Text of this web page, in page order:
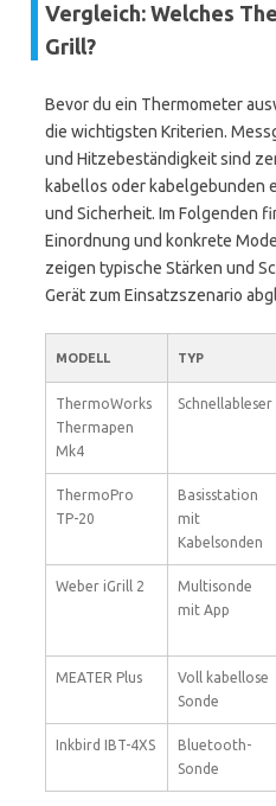
Vergleich: Welches
Grill?
Bevor du ein Thermometer
die wichtigsten Kriterien.
und Hitzebeständigkeit sind
kabellos oder kabelgebunden
und Sicherheit. Im Folgenden
Einordnung und konkrete
zeigen typische Stärken und
Gerät zum Einsatzszenario
MODELL TYP
ThermoWorks
Thermapen
Mk4
Schnellableser
ThermoPro
TP-20
Basisstation
mit
Kabelsonden
Weber iGrill 2
Multisonde
mit App
MEATER Plus
Voll kabellose
Sonde
Inkbird IBT-4XS
Bluetooth-
Sonde